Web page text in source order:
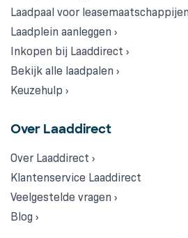
Laadpaal voor
Laadplein aanleggen ›
Inkopen bij Laaddirect ›
Bekijk alle laadpalen ›
Keuzehulp ›
Over Laaddirect
Over Laaddirect ›
Klantenservice Laaddirect
Veelgestelde vragen ›
Blog ›